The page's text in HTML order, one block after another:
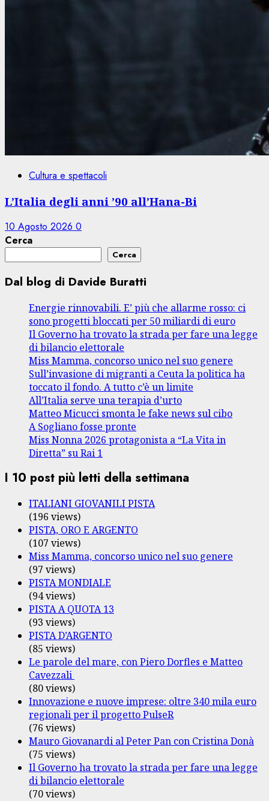
Cultura e spettacoli
L’Italia degli anni ’90 all’Hana-Bi
10 Agosto 2026 0
Cerca
Cerca
Dal blog di Davide Buratti
Energie rinnovabili. E’ più che allarme rosso: ci
sono progetti bloccati per 50 miliardi di euro
Il Governo ha trovato la strada per fare una legge
di bilancio elettorale
Miss Mamma, concorso unico nel suo genere
Sull’invasione di migranti a Ceuta la politica ha
toccato il fondo. A tutto c’è un limite
All’Italia serve una terapia d’urto
Matteo Micucci smonta le fake news sul cibo
A Sogliano fosse pronte
Miss Nonna 2026 protagonista a “La Vita in
Diretta” su Rai 1
I 10 post più letti della settimana
ITALIANI GIOVANILI PISTA
(196 views)
PISTA, ORO E ARGENTO
(107 views)
Miss Mamma, concorso unico nel suo genere
(97 views)
PISTA MONDIALE
(94 views)
PISTA A QUOTA 13
(93 views)
PISTA D’ARGENTO
(85 views)
Le parole del mare, con Piero Dorfles e Matteo
Cavezzali
(80 views)
Innovazione e nuove imprese: oltre 340 mila euro
regionali per il progetto PulseR
(76 views)
Mauro Giovanardi al Peter Pan con Cristina Donà
(75 views)
Il Governo ha trovato la strada per fare una legge
di bilancio elettorale
(70 views)